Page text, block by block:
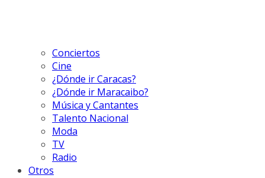
Conciertos
Cine
¿Dónde ir Caracas?
¿Dónde ir Maracaibo?
Música y Cantantes
Talento Nacional
Moda
TV
Radio
Otros